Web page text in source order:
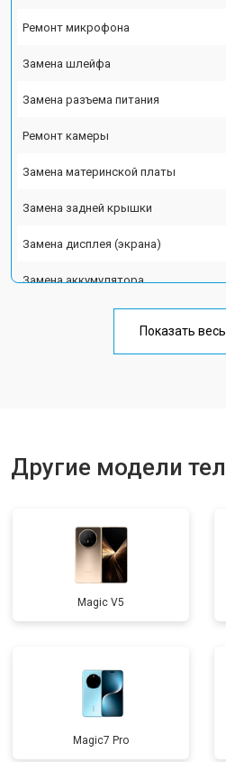
Ремонт микрофона
Замена шлейфа
Замена разъема питания
Ремонт камеры
Замена материнской платы
Замена задней крышки
Замена дисплея (экрана)
Замена аккумулятора
Ремонт цепи питания
Показать
Другие модели
Magic V5
Magic7 Pro